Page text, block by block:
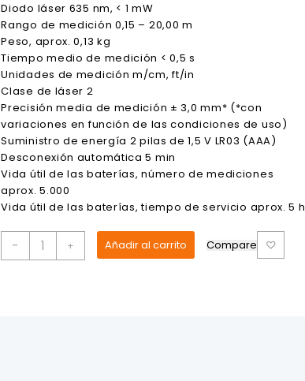
Diodo láser 635 nm, < 1 mW
Rango de medición 0,15 – 20,00 m
Peso, aprox. 0,13 kg
Tiempo medio de medición < 0,5 s
Unidades de medición m/cm, ft/in
Clase de láser 2
Precisión media de medición ± 3,0 mm* (*con
variaciones en función de las condiciones de uso)
Suministro de energía 2 pilas de 1,5 V LR03 (AAA)
Desconexión automática 5 min
Vida útil de las baterías, número de mediciones
aprox. 5.000
Vida útil de las baterías, tiempo de servicio aprox. 5 h
-
Medidor
de
+ Añadir al carrito Compare